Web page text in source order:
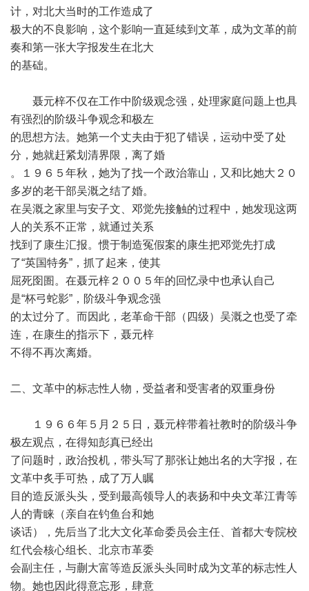
计，对北大当时的工作造成了
极大的不良影响，这个影响一直延续到文革，成为文革的前
奏和第一张大字报发生在北大
的基础。
聂元梓不仅在工作中阶级观念强，处理家庭问题上也具
有强烈的阶级斗争观念和极左
的思想方法。她第一个丈夫由于犯了错误，运动中受了处
分，她就赶紧划清界限，离了婚
。１９６５年秋，她为了找一个政治靠山，又和比她大２０
多岁的老干部吴溉之结了婚。
在吴溉之家里与安子文、邓觉先接触的过程中，她发现这两
人的关系不正常，就通过关系
找到了康生汇报。惯于制造冤假案的康生把邓觉先打成
了“英国特务”，抓了起来，使其
屈死囹圄。在聂元梓２００５年的回忆录中也承认自己
是“杯弓蛇影”，阶级斗争观念强
的太过分了。而因此，老革命干部（四级）吴溉之也受了牵
连，在康生的指示下，聂元梓
不得不再次离婚。
二、文革中的标志性人物，受益者和受害者的双重身份
１９６６年５月２５日，聂元梓带着社教时的阶级斗争
极左观点，在得知彭真已经出
了问题时，政治投机，带头写了那张让她出名的大字报，在
文革中炙手可热，成了万人瞩
目的造反派头头，受到最高领导人的表扬和中央文革江青等
人的青睐（亲自在钓鱼台和她
谈话），先后当了北大文化革命委员会主任、首都大专院校
红代会核心组长、北京市革委
会副主任，与蒯大富等造反派头头同时成为文革的标志性人
物。她也因此得意忘形，肆意